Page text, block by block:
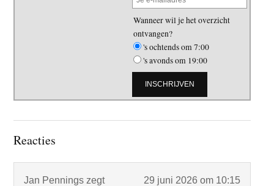
Wanneer wil je het overzicht
ontvangen?
's ochtends om 7:00
's avonds om 19:00
Lees
Reacties
Jan Pennings zegt 29 juni 2026 om 10:15